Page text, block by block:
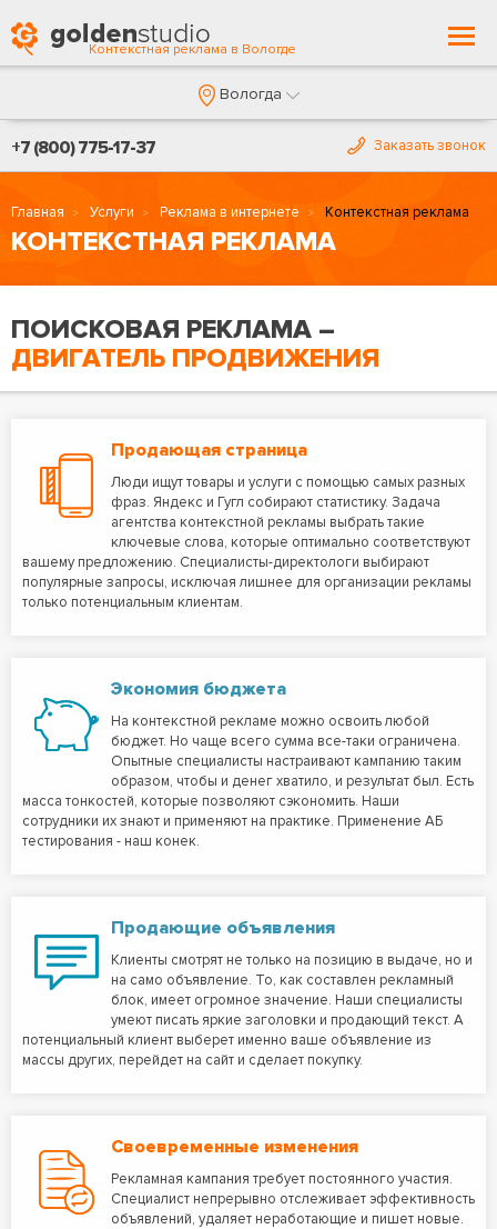
Контекстная реклама в Вологде
Вологда
+7 (800) 775-17-37 Заказать звонок
Главная Услуги Реклама в интернете Контекстная реклама
КОНТЕКСТНАЯ РЕКЛАМА
ПОИСКОВАЯ РЕКЛАМА –
ДВИГАТЕЛЬ ПРОДВИЖЕНИЯ
Продающая страница
Люди ищут товары и услуги с помощью самых разных
фраз. Яндекс и Гугл собирают статистику. Задача
агентства контекстной рекламы выбрать такие
ключевые слова, которые оптимально соответствуют
вашему предложению. Специалисты-директологи выбирают
популярные запросы, исключая лишнее для организации рекламы
только потенциальным клиентам.
Экономия бюджета
На контекстной рекламе можно освоить любой
бюджет. Но чаще всего сумма все-таки ограничена.
Опытные специалисты настраивают кампанию таким
образом, чтобы и денег хватило, и результат был. Есть
масса тонкостей, которые позволяют сэкономить. Наши
сотрудники их знают и применяют на практике. Применение АБ
тестирования - наш конек.
Продающие объявления
Клиенты смотрят не только на позицию в выдаче, но и
на само объявление. То, как составлен рекламный
блок, имеет огромное значение. Наши специалисты
умеют писать яркие заголовки и продающий текст. А
потенциальный клиент выберет именно ваше объявление из
массы других, перейдет на сайт и сделает покупку.
Своевременные изменения
Рекламная кампания требует постоянного участия.
Специалист непрерывно отслеживает эффективность
объявлений, удаляет неработающие и пишет новые.